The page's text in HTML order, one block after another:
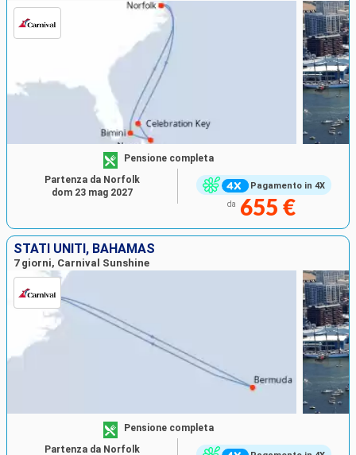
Pagamento in 4X
Pensione completa
da 655 €
Partenza da Norfolk
dom 23 mag 2027
STATI UNITI, BAHAMAS
7 giorni, Carnival Sunshine
Pensione completa
Partenza da Norfolk